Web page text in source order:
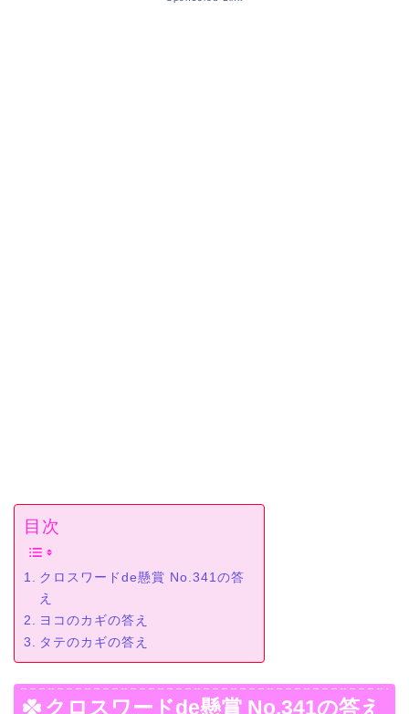
目次
クロスワードde懸賞 No.341の答
え
ヨコのカギの答え
タテのカギの答え
クロスワードde懸賞 No.341の答え